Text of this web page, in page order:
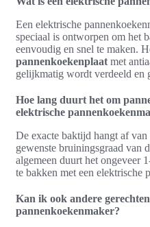
Een elektrische
speciaal is ontworpen om het
eenvoudig en snel te maken.
pannenkoekenplaat met
gelijkmatig wordt verdeeld en
Hoe lang duurt het om
elektrische
De exacte baktijd hangt af
gewenste bruiningsgraad van
algemeen duurt het ongeveer
te bakken met een elektrische
Kan ik ook andere
pannenkoekenmaker?